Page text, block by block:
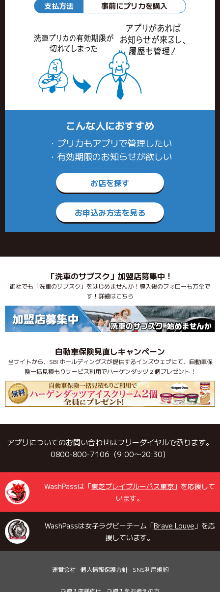
支払方法 事前にプリカを購入
こんな人におすすめ
・プリカもアプリで管理したい
・有効期限のお知らせが欲しい
お店を探す
お申込み方法を見る
「洗車のサブスク」加盟店募集中！
御社でも「洗車のサブスク」をはじめませんか！導入後のフォローも万全で
す！詳細はこちら
自動車保険見直しキャンペーン
当サイトから、SBI ホールディングスが提供するインズウェブにて、自動車保
険一括見積もりサービス利用でハーゲンダッツ 2 個プレゼント！
アプリについてのお問い合わせはフリーダイヤルで承ります。
0800-800-7106（9:00〜20:30）
WashPassは「東芝ブレイブルーパス東京 」を応援して
います。
WashPassは女子ラグビーチーム「Brave Louve 」を応
援しています。
運営会社 個人情報保護方針 SNS利用規約